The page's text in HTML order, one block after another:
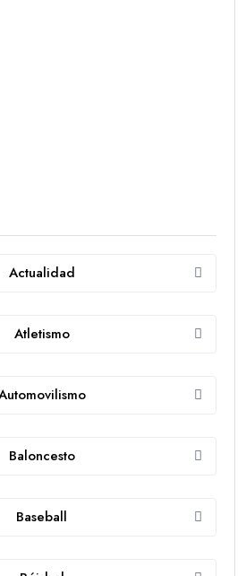
Actualidad
Atletismo
Baloncesto
Baseball